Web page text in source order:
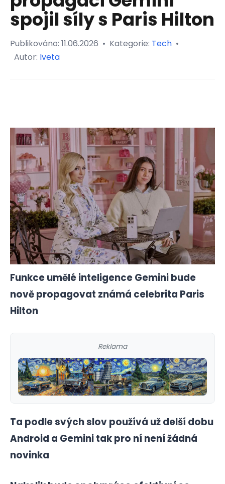
spojil síly s Paris Hilton
Publikováno: 11.06.2026 • Kategorie: Tech •
Autor: Iveta
Funkce umělé inteligence Gemini bude
nově propagovat známá celebrita Paris
Hilton
Reklama
Ta podle svých slov používá už delší dobu
Android a Gemini tak pro ní není žádná
novinka